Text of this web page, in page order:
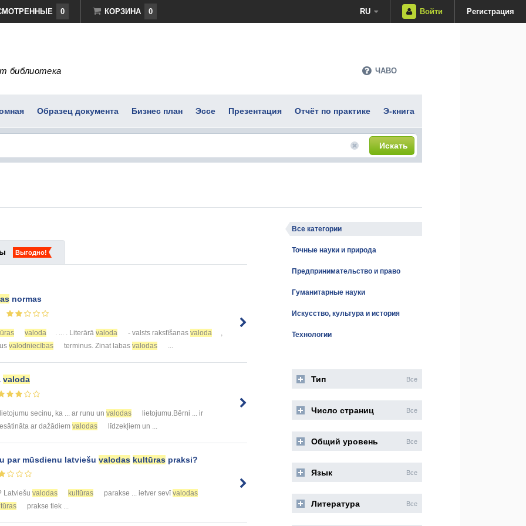
0 КОРЗИНА 0 RU Войти Регистрация
библиотека ЧАВО
Образец документа Бизнес план Эссе Презентация Отчёт по практике Э-книга
Искать
Выгодно!
normas
valoda . ... . Literārā valoda - valsts rakstīšanas valoda
,
valodniecības terminus. Zinat labas valodas ...
valoda
lietojumu secinu, ka ... ar runu un valodas
lietojumu.Bērni ... ir
ar dažādiem valodas līdzekļiem un ...
par mūsdienu latviešu valodas kultūras praksi?
Latviešu valodas kultūras parakse ... ietver sevīvalodas
prakse tiek ...
Все категории
Точные науки и природа
Предпринимательство и право
Гуманитарные науки
Искусство, культура и история
Технологии
Тип Все
Число страниц Все
Общий уровень Все
Язык Все
Литература Все